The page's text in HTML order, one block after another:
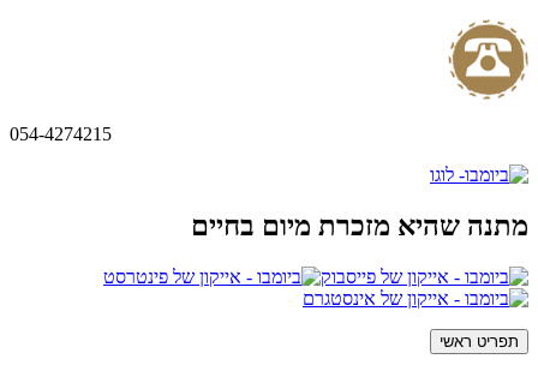
054-4274215
מתנה שהיא מזכרת מיום בחיים
תפריט ראשי